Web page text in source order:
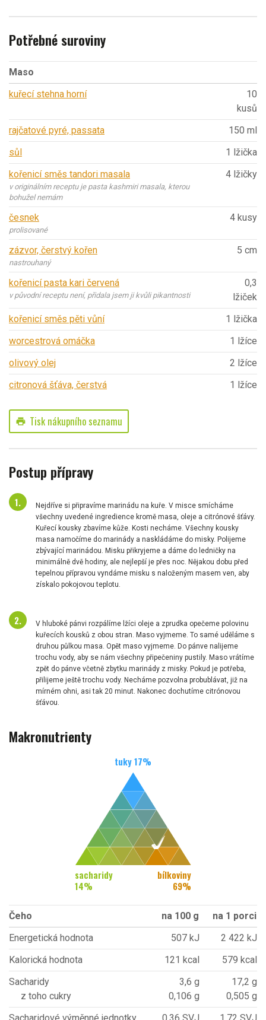
Potřebné suroviny
Maso
kuřecí stehna horní
10
kusů
rajčatové pyré, passata
150 ml
sůl
1 lžička
kořenicí směs tandori masala
v originálním receptu je pasta kashmiri masala, kterou
bohužel nemám
4 lžičky
česnek
prolisované
4 kusy
zázvor, čerstvý kořen
nastrouhaný
5 cm
kořenicí pasta kari červená
v původní receptu není, přidala jsem ji kvůli pikantnosti
0,3
lžiček
kořenicí směs pěti vůní
1 lžička
worcestrová omáčka
1 lžíce
olivový olej
2 lžíce
citronová šťáva, čerstvá
1 lžíce
print Tisk nákupního seznamu
Postup přípravy
Nejdříve si připravíme marinádu na kuře. V misce smícháme
všechny uvedené ingredience kromě masa, oleje a citrónové šťávy.
Kuřecí kousky zbavíme kůže. Kosti necháme. Všechny kousky
masa namočíme do marinády a naskládáme do misky. Polijeme
zbývající marinádou. Misku přikryjeme a dáme do ledničky na
minimálně dvě hodiny, ale nejlepší je přes noc. Nějakou dobu před
tepelnou přípravou vyndáme misku s naloženým masem ven, aby
získalo pokojovou teplotu.
V hluboké pánvi rozpálíme lžíci oleje a zprudka opečeme polovinu
kuřecích kousků z obou stran. Maso vyjmeme. To samé uděláme s
druhou půlkou masa. Opět maso vyjmeme. Do pánve nalijeme
trochu vody, aby se nám všechny připečeniny pustily. Maso vrátíme
zpět do pánve včetně zbytku marinády z misky. Pokud je potřeba,
přilijeme ještě trochu vody. Necháme pozvolna probublávat, již na
mírném ohni, asi tak 20 minut. Nakonec dochutíme citrónovou
šťávou.
Makronutrienty
tuky17%
sacharidy
14%
bílkoviny
69%
Čeho na 100 g
na 1 porci
Energetická hodnota
507 kJ
2 422 kJ
Kalorická hodnota
121 kcal
579 kcal
Sacharidy
z toho cukry
3,6 g
0,106 g
17,2 g
0,505 g